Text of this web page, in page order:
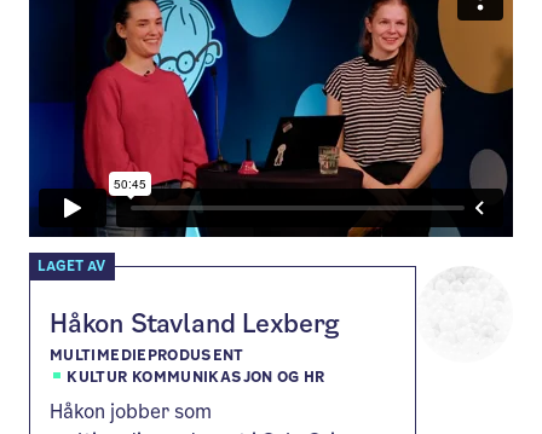
LAGET AV
Håkon Stavland Lexberg
MULTIMEDIEPRODUSENT
KULTUR KOMMUNIKASJON OG HR
Håkon jobber som